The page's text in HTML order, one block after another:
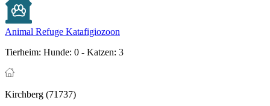
Animal Refuge Katafigiozoon
Tierheim: Hunde: 0 - Katzen: 3
Kirchberg (71737)